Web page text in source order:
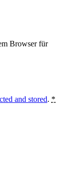
Browser für
and stored. *